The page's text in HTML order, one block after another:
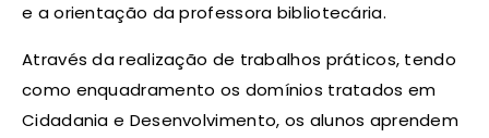
e a orientação da professora bibliotecária.
Através da realização de trabalhos práticos, tendo
como enquadramento os domínios tratados em
Cidadania e Desenvolvimento, os alunos aprendem